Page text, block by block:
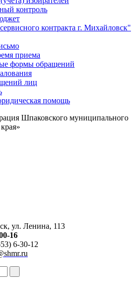
контроль
контракта г. Михайловск"
приема
формы обращений
лиц
помощь
Шпаковского муниципального
ул. Ленина, 113
16
6-30-12